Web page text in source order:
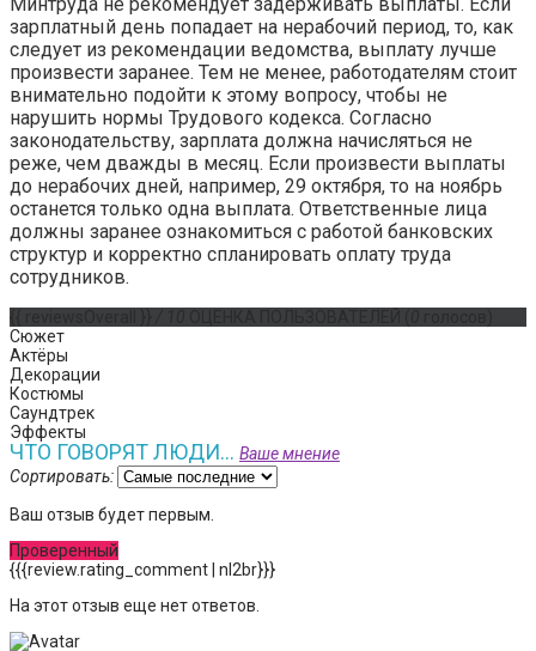
зарплатный день попадает на нерабочий период, то, как
следует из рекомендации ведомства, выплату лучше
произвести заранее. Тем не менее, работодателям стоит
внимательно подойти к этому вопросу, чтобы не
нарушить нормы Трудового кодекса. Согласно
законодательству, зарплата должна начисляться не
реже, чем дважды в месяц. Если произвести выплаты
до нерабочих дней, например, 29 октября, то на ноябрь
останется только одна выплата. Ответственные лица
должны заранее ознакомиться с работой банковских
структур и корректно спланировать оплату труда
сотрудников.
Сюжет
Актёры
Декорации
Костюмы
Саундтрек
Эффекты
ЧТО ГОВОРЯТ ЛЮДИ... Ваше мнение
Сортировать:
Ваш отзыв будет первым.
Проверенный
{{{review.rating_comment | nl2br}}}
На этот отзыв еще нет ответов.